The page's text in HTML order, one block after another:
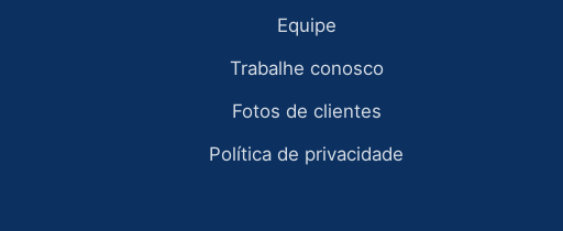
Equipe
Trabalhe conosco
Fotos de clientes
Política de privacidade